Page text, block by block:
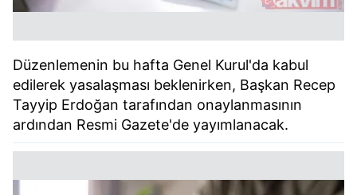
Düzenlemenin bu hafta Genel Kurul'da kabul
edilerek yasalaşması beklenirken, Başkan Recep
Tayyip Erdoğan tarafından onaylanmasının
ardından Resmi Gazete'de yayımlanacak.